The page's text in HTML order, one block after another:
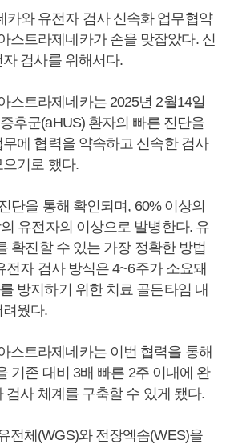
와 유전자 검사 신속화 업무협약
스트라제네카가 손을 맞잡았다. 신
검사를 위해서다.
스트라제네카는 2025년 2월14일
후군(aHUS) 환자의 빠른 진단을
에 협력을 약속하고 신속한 검사
기로 했다.
단을 통해 확인되며, 60% 이상의
유전자의 이상으로 발병한다. 유
확진할 수 있는 가장 정확한 방법
전자 검사 방식은 4~6주가 소요돼
방지하기 위한 치료 골든타임 내
웠다.
스트라제네카는 이번 협력을 통해
기존 대비 3배 빠른 2주 이내에 완
검사 체계를 구축할 수 있게 됐다.
전체(WGS)와 전장엑솜(WES)을